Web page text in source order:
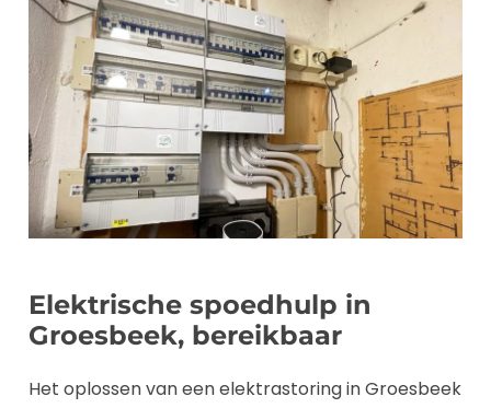
Elektrische spoedhulp in
Groesbeek, bereikbaar
Het oplossen van een elektrastoring in Groesbeek